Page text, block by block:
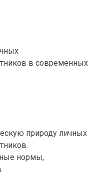
в современных
природу личных
нормы,